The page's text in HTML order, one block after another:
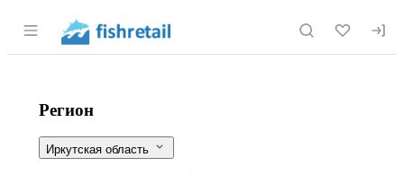
Раздел навигации по сайту fishretail.ru
С начала года в Иркутской
Фильтры
Регион
Иркутская область